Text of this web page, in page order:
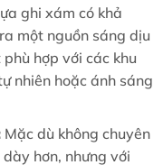
ghi xám có khả
một nguồn sáng dịu
hợp với các khu
nhiên hoặc ánh sáng
Mặc dù không chuyên
hơn, nhưng với